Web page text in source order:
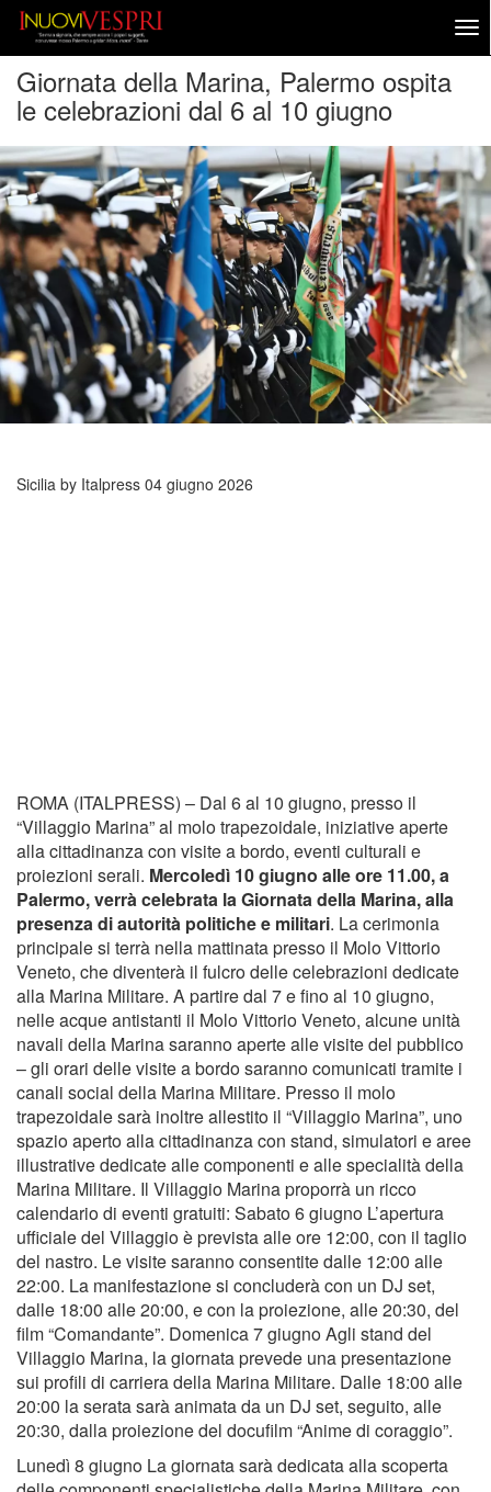
Giornata della Marina, Palermo ospita
le celebrazioni dal 6 al 10 giugno
Sicilia by Italpress 04 giugno 2026
ROMA (ITALPRESS) – Dal 6 al 10 giugno, presso il
“Villaggio Marina” al molo trapezoidale, iniziative aperte
alla cittadinanza con visite a bordo, eventi culturali e
proiezioni serali. Mercoledì 10 giugno alle ore 11.00, a
Palermo, verrà celebrata la Giornata della Marina, alla
presenza di autorità politiche e militari. La cerimonia
principale si terrà nella mattinata presso il Molo Vittorio
Veneto, che diventerà il fulcro delle celebrazioni dedicate
alla Marina Militare. A partire dal 7 e fino al 10 giugno,
nelle acque antistanti il Molo Vittorio Veneto, alcune unità
navali della Marina saranno aperte alle visite del pubblico
– gli orari delle visite a bordo saranno comunicati tramite i
canali social della Marina Militare. Presso il molo
trapezoidale sarà inoltre allestito il “Villaggio Marina”, uno
spazio aperto alla cittadinanza con stand, simulatori e aree
illustrative dedicate alle componenti e alle specialità della
Marina Militare. Il Villaggio Marina proporrà un ricco
calendario di eventi gratuiti: Sabato 6 giugno L’apertura
ufficiale del Villaggio è prevista alle ore 12:00, con il taglio
del nastro. Le visite saranno consentite dalle 12:00 alle
22:00. La manifestazione si concluderà con un DJ set,
dalle 18:00 alle 20:00, e con la proiezione, alle 20:30, del
film “Comandante”. Domenica 7 giugno Agli stand del
Villaggio Marina, la giornata prevede una presentazione
sui profili di carriera della Marina Militare. Dalle 18:00 alle
20:00 la serata sarà animata da un DJ set, seguito, alle
20:30, dalla proiezione del docufilm “Anime di coraggio”.
Lunedì 8 giugno La giornata sarà dedicata alla scoperta